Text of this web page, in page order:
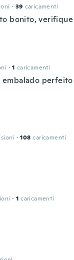
· 39 caricamenti
bonito, verifique
· 1 caricamenti
· 108 caricamenti
· 1 caricamenti